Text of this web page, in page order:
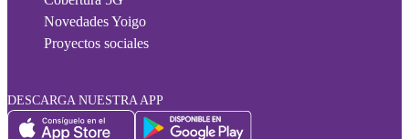
Novedades Yoigo
Proyectos sociales
DESCARGA NUESTRA APP